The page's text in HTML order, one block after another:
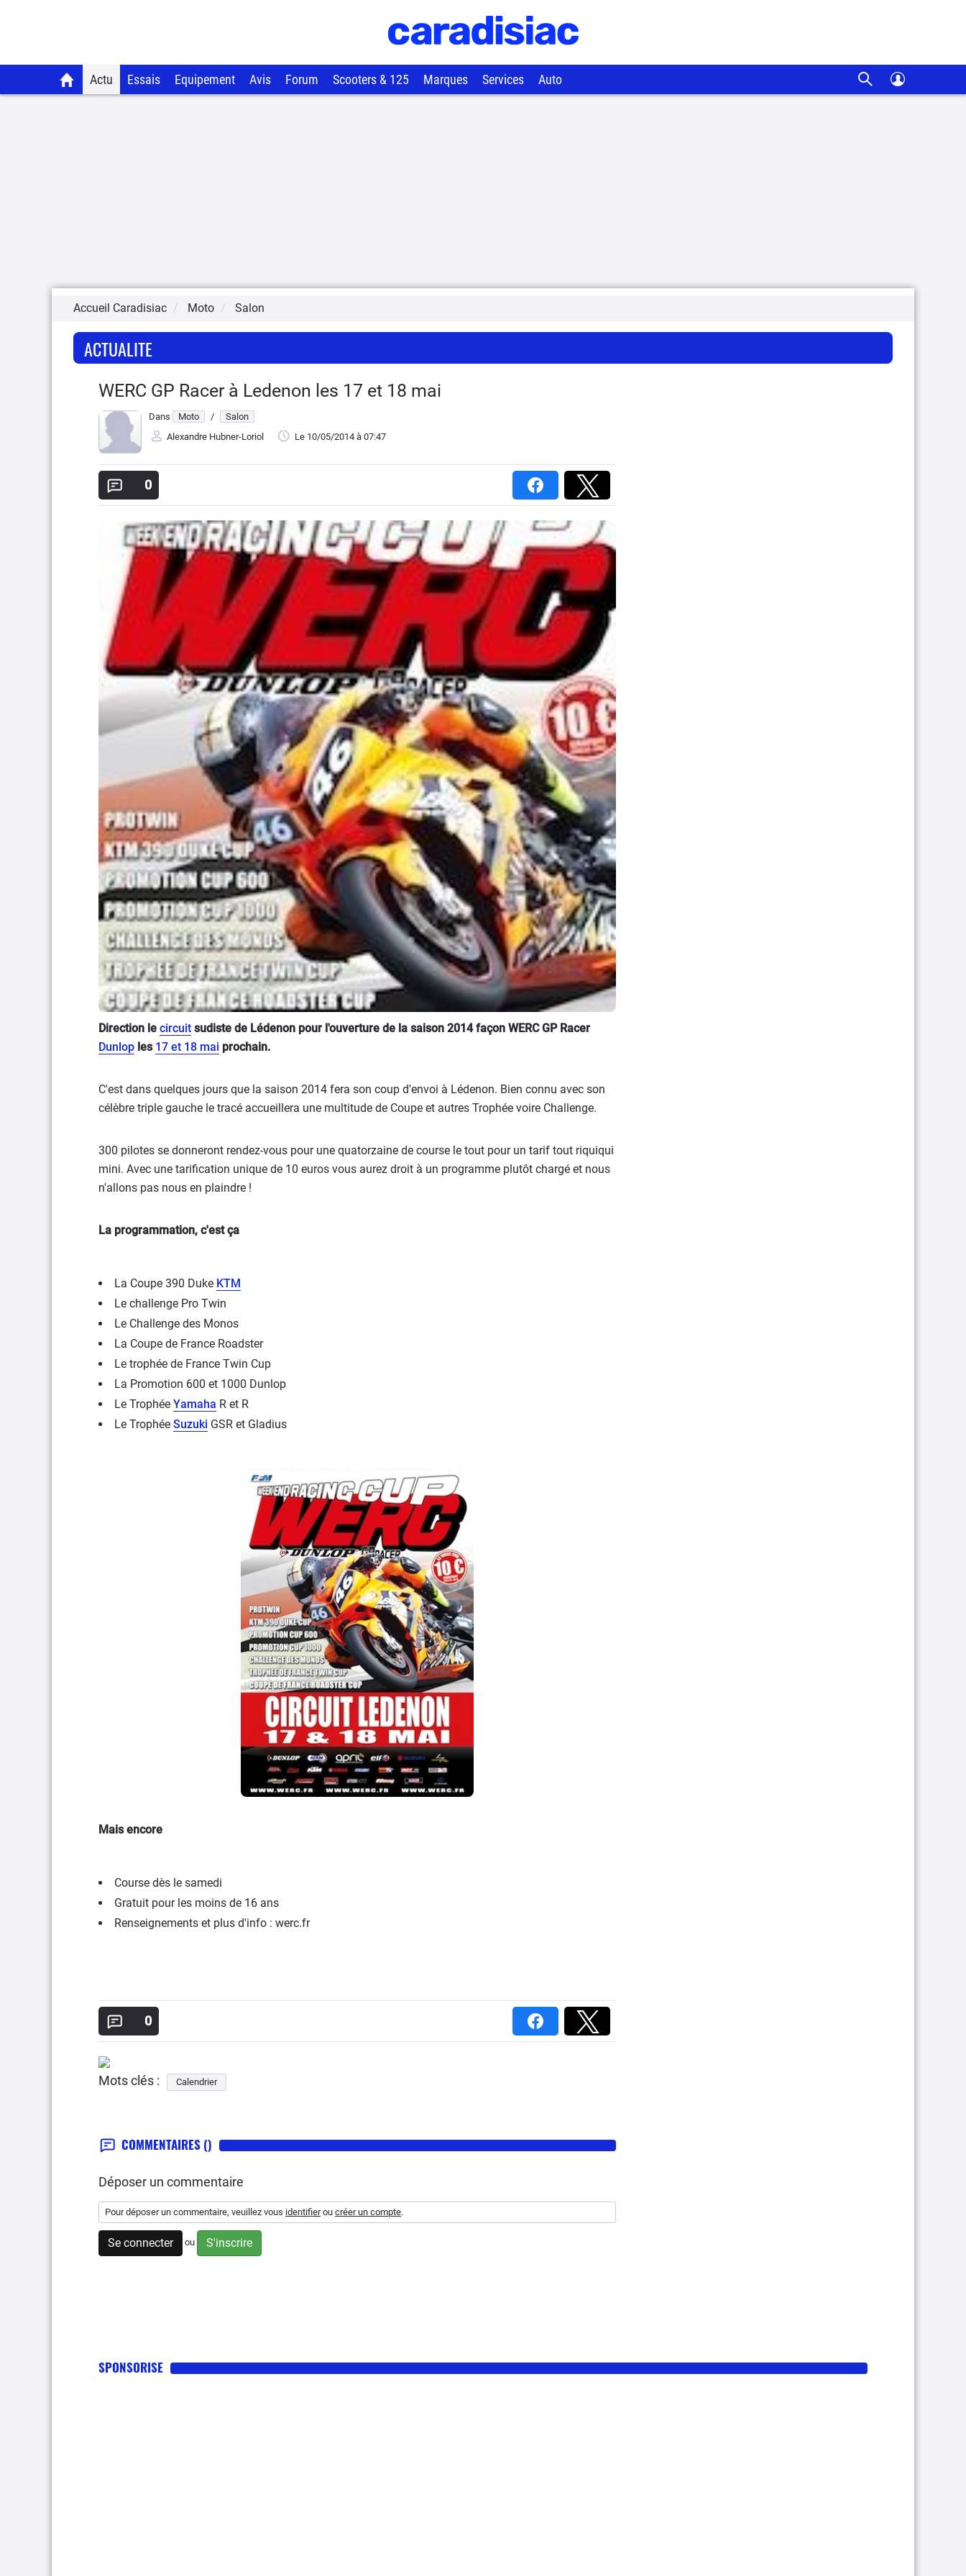
Actu Essais Equipement Avis Forum Scooters & 125 Marques Services Auto
Accueil Caradisiac Moto Salon
ACTUALITE
WERC GP Racer à Ledenon les 17 et 18 mai
Dans Moto /
Salon
Alexandre Hubner-Loriol
Le 10/05/2014 à 07:47
0
Direction le circuit sudiste de Lédenon pour l'ouverture de la saison 2014 façon WERC GP Racer
Dunlop les 17 et 18 mai prochain.
C'est dans quelques jours que la saison 2014 fera son coup d'envoi à Lédenon. Bien connu avec son
célèbre triple gauche le tracé accueillera une multitude de Coupe et autres Trophée voire Challenge.
300 pilotes se donneront rendez-vous pour une quatorzaine de course le tout pour un tarif tout riquiqui
mini. Avec une tarification unique de 10 euros vous aurez droit à un programme plutôt chargé et nous
n'allons pas nous en plaindre !
La programmation, c'est ça
La Coupe 390 Duke KTM
Le challenge Pro Twin
Le Challenge des Monos
La Coupe de France Roadster
Le trophée de France Twin Cup
La Promotion 600 et 1000 Dunlop
Le Trophée Yamaha R et R
Le Trophée Suzuki GSR et Gladius
Mais encore
Course dès le samedi
Gratuit pour les moins de 16 ans
Renseignements et plus d'info : werc.fr
0
Mots clés : Calendrier
COMMENTAIRES ()
Déposer un commentaire
Pour déposer un commentaire, veuillez vous identifierou créer un compte.
Se connecter ou S'inscrire
SPONSORISE